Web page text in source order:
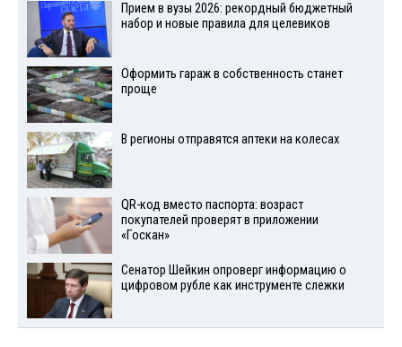
Прием в вузы 2026: рекордный бюджетный
набор и новые правила для целевиков
Оформить гараж в собственность станет
проще
В регионы отправятся аптеки на колесах
QR-код вместо паспорта: возраст
покупателей проверят в приложении
«Госкан»
Сенатор Шейкин опроверг информацию о
цифровом рубле как инструменте слежки